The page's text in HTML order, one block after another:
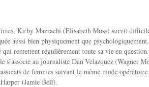
Kirby Mazrachi (Elisabeth Moss) survit
aussi bien physiquement que
remettent régulièrement toute sa vie en
au journaliste Dan Velazquez (Wagner
de femmes suivant le même mode
(Jamie Bell).